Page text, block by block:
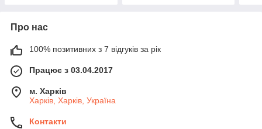
Про нас
100% позитивних з 7 відгуків за рік
Працює з 03.04.2017
м. Харків
Харків, Харків, Україна
Контакти